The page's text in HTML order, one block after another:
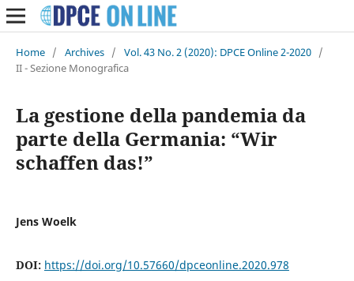
Home / Archives / Vol. 43 No. 2 (2020): DPCE Online 2-2020 /
II - Sezione Monografica
La gestione della pandemia da
parte della Germania: “Wir
schaffen das!”
Jens Woelk
DOI: https://doi.org/10.57660/dpceonline.2020.978